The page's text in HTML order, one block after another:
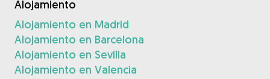
Alojamiento
Alojamiento en Madrid
Alojamiento en Barcelona
Alojamiento en Sevilla
Alojamiento en Valencia